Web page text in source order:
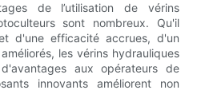
de l’utilisation de vérins
sont nombreux. Qu'il
d'une efficacité accrues, d'un
les vérins hydrauliques
aux opérateurs de
innovants améliorent non